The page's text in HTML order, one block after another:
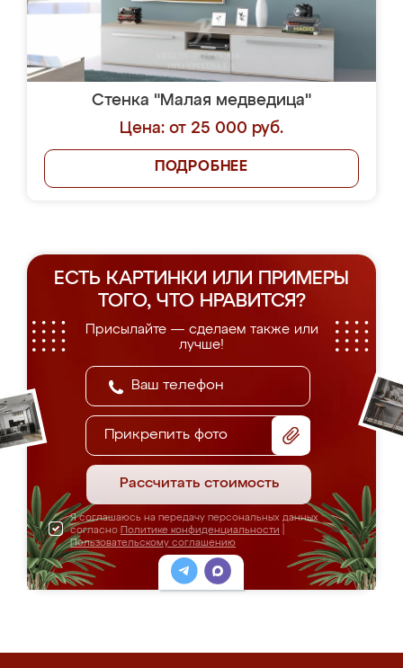
Стенка "Малая медведица"
Цена: от 25 000 руб.
ПОДРОБНЕЕ
ЕСТЬ КАРТИНКИ ИЛИ ПРИМЕРЫ
ТОГО, ЧТО НРАВИТСЯ?
Присылайте — сделаем также или
лучше!
Прикрепить фото
Рассчитать стоимость
Я соглашаюсь на передачу персональных данных
согласно Политике конфиденциальности
Пользовательскому соглашению